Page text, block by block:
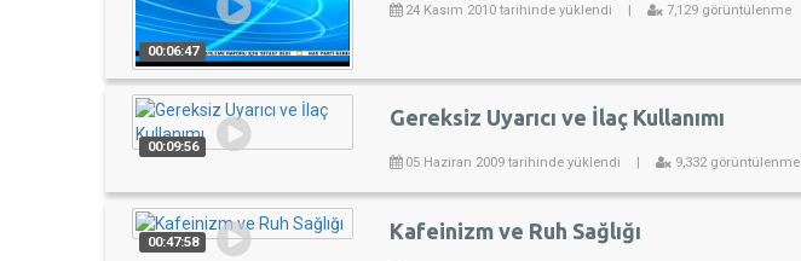
00:06:47
24 Kasım 2010 tarihinde yüklendi 7,129 görüntülenme
00:09:56
Gereksiz Uyarıcı ve İlaç Kullanımı
05 Haziran 2009 tarihinde yüklendi | 9,332 görüntülenme
00:47:58 Kafeinizm ve Ruh Sağlığı